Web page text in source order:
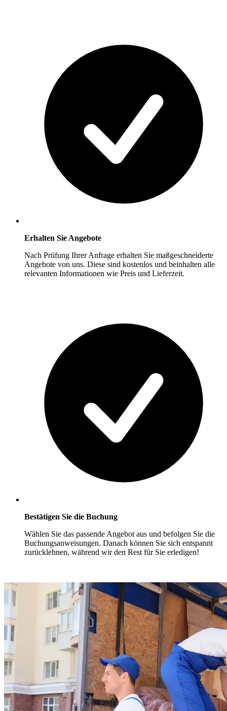
Erhalten Sie Angebote
Nach Prüfung Ihrer Anfrage erhalten Sie maßgeschneiderte
Angebote von uns. Diese sind kostenlos und beinhalten alle
relevanten Informationen wie Preis und Lieferzeit.
Bestätigen Sie die Buchung
Wählen Sie das passende Angebot aus und befolgen Sie die
Buchungsanweisungen. Danach können Sie sich entspannt
zurücklehnen, während wir den Rest für Sie erledigen!